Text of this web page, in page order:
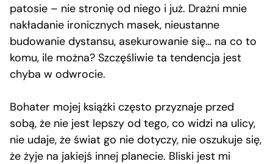
patosie – nie stronię od niego i już. Drażni mnie
nakładanie ironicznych masek, nieustanne
budowanie dystansu, asekurowanie się… na co to
komu, ile można? Szczęśliwie ta tendencja jest
chyba w odwrocie.
Bohater mojej książki często przyznaje przed
sobą, że nie jest lepszy od tego, co widzi na ulicy,
nie udaje, że świat go nie dotyczy, nie oszukuje się,
że żyje na jakiejś innej planecie. Bliski jest mi